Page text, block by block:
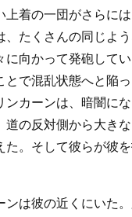
着の一団がさらに
たくさんの同じよ
向かって発砲して
で混乱状態へと陥
カーンは、暗闇に
の反対側から大きな
。そして彼らが彼
は彼の近くにいた